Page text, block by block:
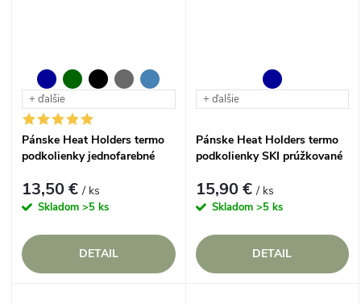
+ ďalšie
Pánske Heat Holders termo
podkolienky jednofarebné
13,50 €/ ks
Skladom >5 ks
DETAIL
+ ďalšie
Pánske Heat Holders termo
podkolienky SKI prúžkované
15,90 €/ ks
Skladom >5 ks
DETAIL